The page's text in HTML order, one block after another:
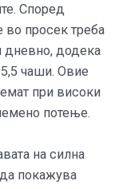
Според
во просек треба
дневно, додека
чаши. Овие
при високи
потење.
на силна
покажува